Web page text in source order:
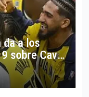
da a los
sobre Cavs